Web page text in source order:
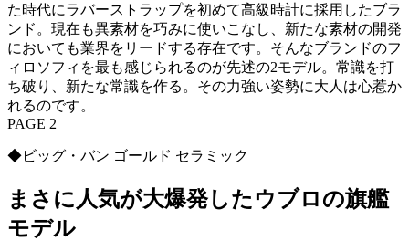
た時代にラバーストラップを初めて高級時計に採用したブラ
ンド。現在も異素材を巧みに使いこなし、新たな素材の開発
においても業界をリードする存在です。そんなブランドのフ
ィロソフィを最も感じられるのが先述の2モデル。常識を打
ち破り、新たな常識を作る。その力強い姿勢に大人は心惹か
れるのです。
PAGE 2
◆ビッグ・バン ゴールド セラミック
まさに人気が大爆発したウブロの旗艦
モデル